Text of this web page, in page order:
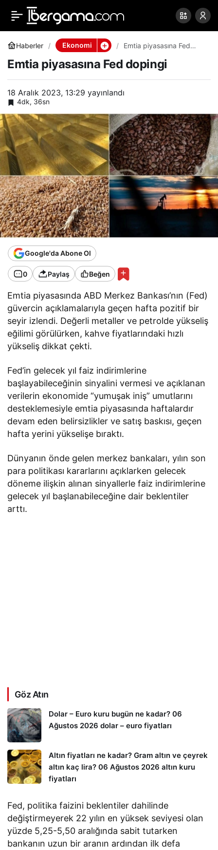
Haberler Ekonomi
Emtia piyasasına Fed
Emtia piyasasına Fed dopingi
18 Aralık 2023, 13:29 yayınlandı
4dk, 36sn
Google'da Abone Ol
0 Paylaş Beğen
Emtia piyasasında ABD Merkez Bankası’nın (Fed)
güvercin açıklamalarıyla geçen hafta pozitif bir
seyir izlendi. Değerli metaller ve petrolde yükseliş
eğilimi görülürken, kahve fiyatlarındaki hızlı
yükseliş dikkat çekti.
Fed’in gelecek yıl faiz indirimlerine
başlayabileceğinin sinyalini vermesi ve açıklanan
verilerin ekonomide “yumuşak iniş” umutlarını
desteklemesiyle emtia piyasasında haftalardır
devam eden belirsizlikler ve satış baskısı, geçen
hafta yerini yükselişe bıraktı.
Dünyanın önde gelen merkez bankaları, yılın son
para politikası kararlarını açıklarken gelecek
döneme ilişkin alınan sinyallerle faiz indirimlerine
gelecek yıl başlanabileceğine dair beklentiler
arttı.
Göz Atın
Dolar – Euro kuru bugün ne kadar? 06
Ağustos 2026 dolar – euro fiyatları
Altın fiyatları ne kadar? Gram altın ve çeyrek
altın kaç lira? 06 Ağustos 2026 altın kuru
fiyatları
Fed, politika faizini beklentiler dahilinde
değiştirmeyerek 22 yılın en yüksek seviyesi olan
yüzde 5,25-5,50 aralığında sabit tutarken
bankanın uzun bir aranın ardından ilk defa
Emtia piyasasına Fed
dopingi
0 Paylaş